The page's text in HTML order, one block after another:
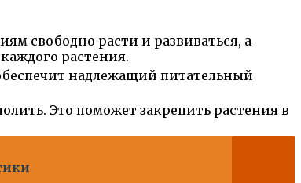
свободно расти и развиваться, а
растения.
надлежащий питательный
Это поможет закрепить растения в